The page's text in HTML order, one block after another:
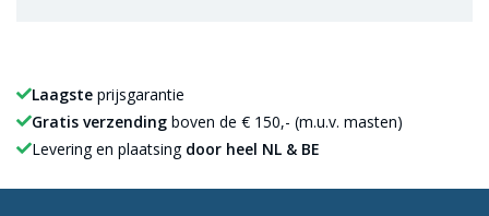
Laagste prijsgarantie
Gratis verzending boven de € 150,- (m.u.v. masten)
Levering en plaatsing door heel NL & BE